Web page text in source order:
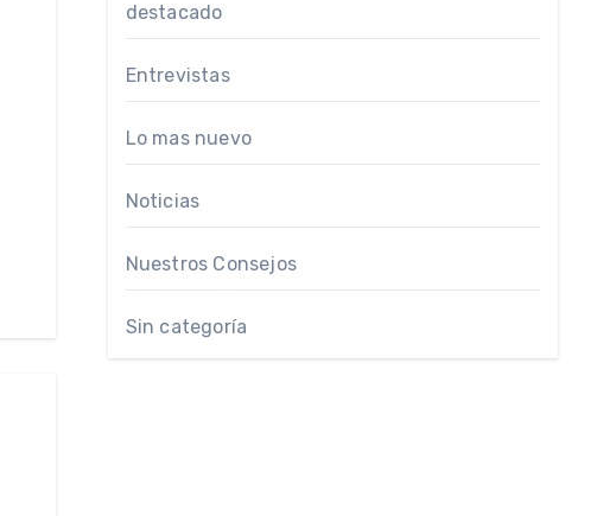
destacado
Entrevistas
Lo mas nuevo
Noticias
Nuestros Consejos
Sin categoría